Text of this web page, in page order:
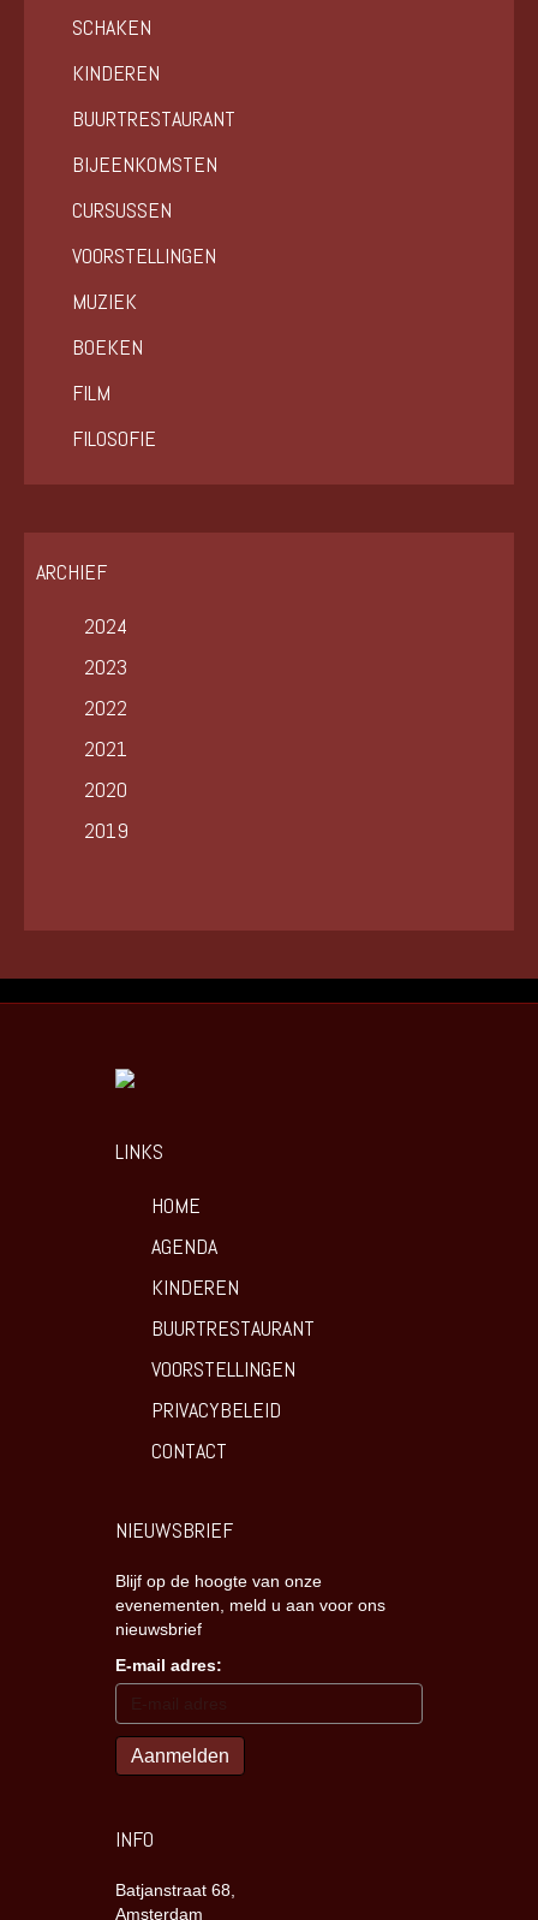
SCHAKEN
KINDEREN
BUURTRESTAURANT
BIJEENKOMSTEN
CURSUSSEN
VOORSTELLINGEN
MUZIEK
BOEKEN
FILM
FILOSOFIE
ARCHIEF
2024
2023
2022
2021
2020
2019
LINKS
HOME
AGENDA
KINDEREN
BUURTRESTAURANT
VOORSTELLINGEN
PRIVACYBELEID
CONTACT
NIEUWSBRIEF
Blijf op de hoogte van onze
evenementen, meld u aan voor ons
nieuwsbrief
E-mail adres:
INFO
Batjanstraat 68,
Amsterdam